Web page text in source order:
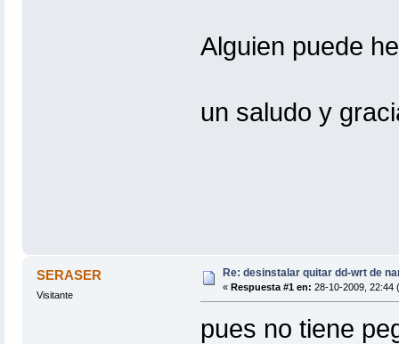
Alguien puede
un saludo y
SERASER
Visitante
Re: desinstalar quitar dd-wrt de
« Respuesta #1 en: 28-10-2009, 22:44
pues no tiene